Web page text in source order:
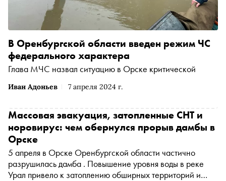
Иван Адоньев 7 апреля 2024 г.
В Оренбургской области введен режим ЧС
федерального характера
Глава МЧС назвал ситуацию в Орске критической
Массовая эвакуация, затопленные СНТ и
норовирус: чем обернулся прорыв дамбы в
Орске
5 апреля в Орске Оренбургской области частично
разрушилась дамба . Повышение уровня воды в реке
Урал привело к затоплению обширных территорий и